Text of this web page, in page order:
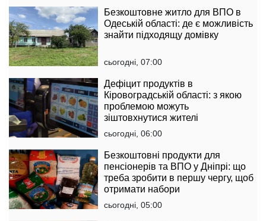
Безкоштовне житло для ВПО в
Одеській області: де є можливість
знайти підходящу домівку
сьогодні, 07:00
Дефіцит продуктів в
Кіровоградській області: з якою
проблемою можуть
зіштовхнутися жителі
сьогодні, 06:00
Безкоштовні продукти для
пенсіонерів та ВПО у Дніпрі: що
треба зробити в першу чергу, щоб
отримати набори
сьогодні, 05:00